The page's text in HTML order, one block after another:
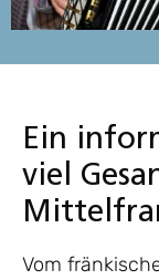
Ein
viel
Vom